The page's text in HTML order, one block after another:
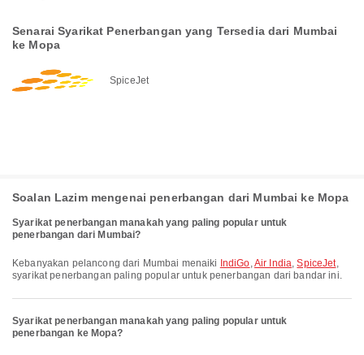
Senarai Syarikat Penerbangan yang Tersedia dari Mumbai
ke Mopa
SpiceJet
Soalan Lazim mengenai penerbangan dari Mumbai ke Mopa
Syarikat penerbangan manakah yang paling popular untuk
penerbangan dari Mumbai?
Kebanyakan pelancong dari Mumbai menaiki IndiGo,Air India,SpiceJet,
syarikat penerbangan paling popular untuk penerbangan dari bandar ini.
Syarikat penerbangan manakah yang paling popular untuk
penerbangan ke Mopa?